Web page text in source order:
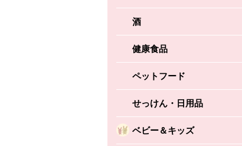
酒
健康食品
ペットフード
せっけん・日用品
ベビー＆キッズ